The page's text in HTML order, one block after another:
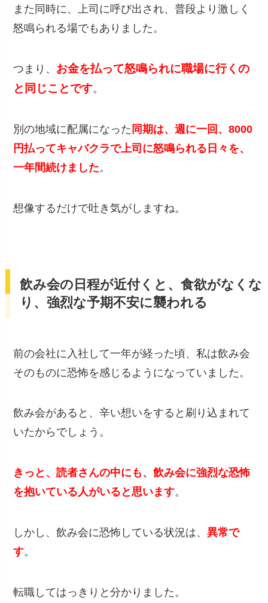
また同時に、上司に呼び出され、普段より激しく
怒鳴られる場でもありました。
つまり、 お金を払って怒鳴られに職場に行くの
と同じことです。
別の地域に配属になった 同期は、週に一回、8000
円払ってキャバクラで上司に怒鳴られる日々を、
一年間続けました。
想像するだけで吐き気がしますね。
飲み会の日程が近付くと、食欲がなくな
り、強烈な予期不安に襲われる
前の会社に入社して一年が経った頃、私は飲み会
そのものに恐怖を感じるようになっていました。
飲み会があると、辛い想いをすると刷り込まれて
いたからでしょう。
きっと、読者さんの中にも、飲み会に強烈な恐怖
を抱いている人がいると思います。
しかし、飲み会に恐怖している状況は、異常で
す。
転職してはっきりと分かりました。